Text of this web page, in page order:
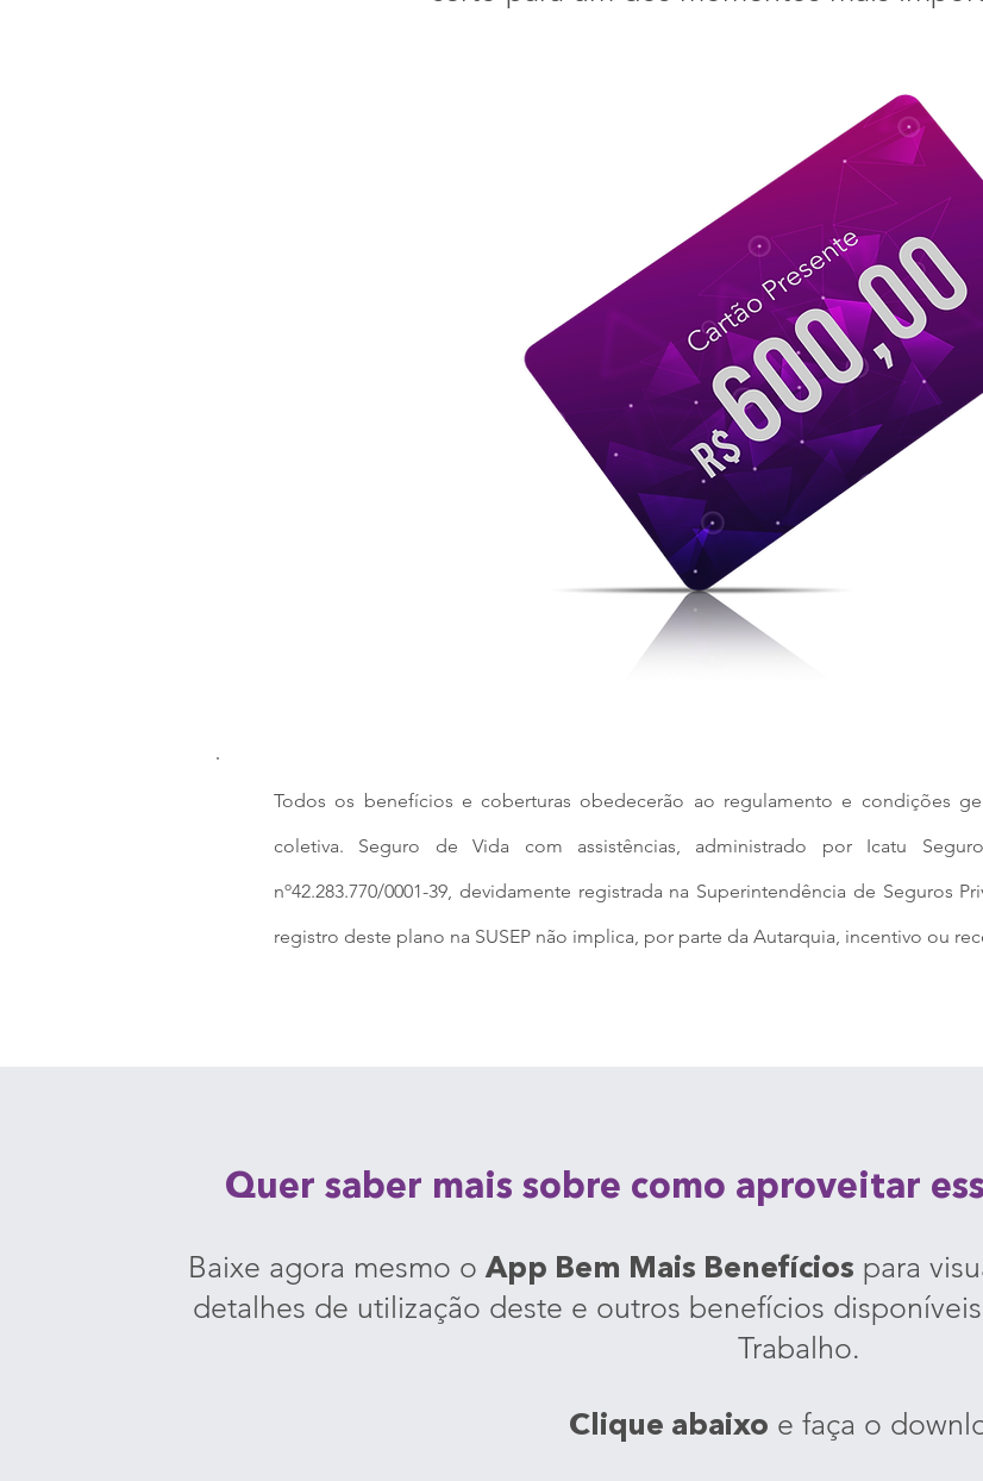
Todos os benefícios e coberturas obedecerão ao regulamento e condições
coletiva. Seguro de Vida com assistências, administrado por Icatu
nº42.283.770/0001-39, devidamente registrada na Superintendência de Seguros
registro deste plano na SUSEP não implica, por parte da Autarquia, incentivo ou
Quer saber mais sobre como aproveitar
Baixe agora mesmo oApp Bem Mais Benefícios para
detalhes de utilização deste e outros benefícios
Trabalho.
Clique abaixo e faça o